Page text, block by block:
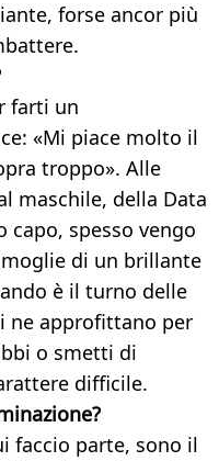
forse ancor più
farti un
«Mi piace molto il
troppo». Alle
maschile, della Data
capo, spesso vengo
di un brillante
è il turno delle
ne approfittano per
o smetti di
difficile.
faccio parte, sono il